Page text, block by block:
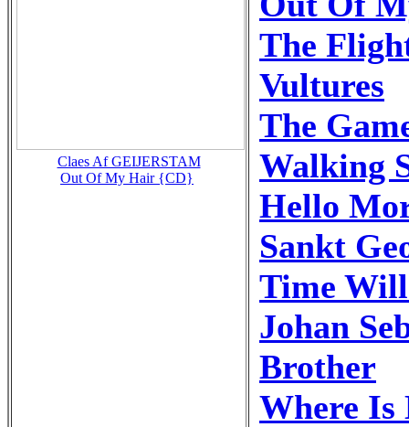
Claes Af GEIJERSTAM
Out Of My Hair {CD}
The
Vultures
The
Walking
Hello
Sankt
Time
Johan
Brother
Where